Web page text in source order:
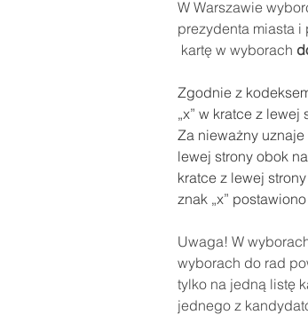
W Warszawie
prezydenta miasta i
kartę w wyborach
Zgodnie z
„x” w kratce z
Za nieważny uznaje
lewej strony obok
kratce z lewej
znak „x”
Uwaga! W
wyborach do rad
tylko na jedną listę
jednego z